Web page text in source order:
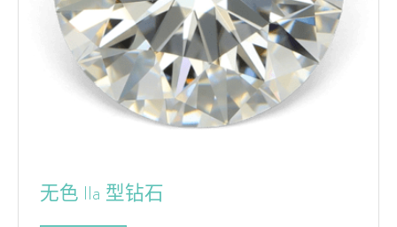
无色 IIa 型钻石